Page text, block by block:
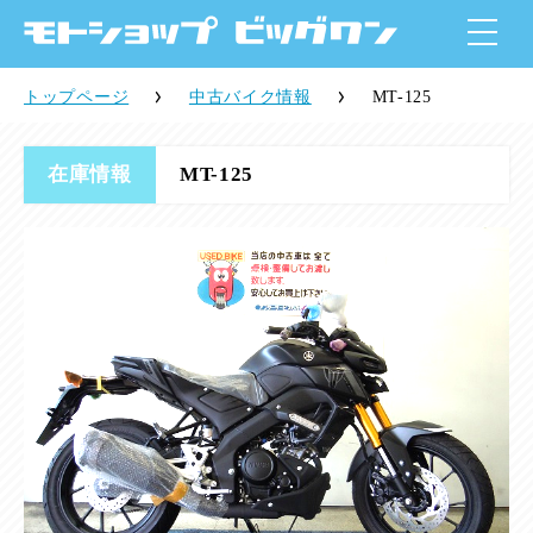
トップページ 中古バイク情報 MT-125
在庫情報 MT-125